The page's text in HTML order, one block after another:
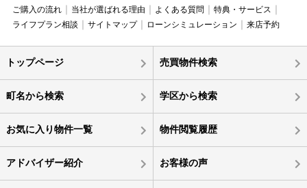
ご購入の流れ 当社が選ばれる理由 よくある質問
特典・サービス
ライフプラン相談
サイトマップ ローンシミュレーション 来店予約
トップページ 売買物件検索
町名から検索 学区から検索
お気に入り物件一覧 物件閲覧履歴
アドバイザー紹介 お客様の声